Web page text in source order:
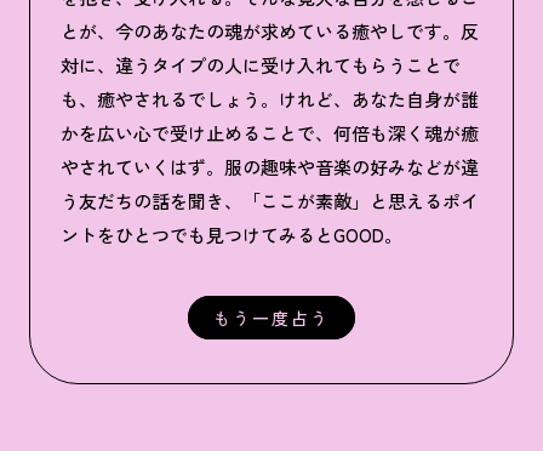
とが、今のあなたの魂が求めている癒やしです。反
対に、違うタイプの人に受け入れてもらうことで
も、癒やされるでしょう。けれど、あなた自身が誰
かを広い心で受け止めることで、何倍も深く魂が癒
やされていくはず。服の趣味や音楽の好みなどが違
う友だちの話を聞き、「ここが素敵」と思えるポイ
ントをひとつでも見つけてみるとGOOD。
もう一度占う